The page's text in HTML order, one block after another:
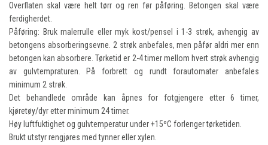
Overflaten skal være helt tørr og ren før påføring. Betongen skal være
ferdigherdet.
Påføring: Bruk malerrulle eller myk kost/pensel i 1-3 strøk, avhengig av
betongens absorberingsevne. 2 strøk anbefales, men påfør aldri mer enn
betongen kan absorbere. Tørketid er 2-4 timer mellom hvert strøk avhengig
av gulvtempraturen. På forbrett og rundt forautomater anbefales
minimum 2 strøk.
Det behandlede område kan åpnes for fotgjengere etter 6 timer,
kjøretøy/dyr etter minimum 24 timer.
Høy luftfuktighet og gulvtemperatur under +15ºC forlenger tørketiden.
Brukt utstyr rengjøres med tynner eller xylen.